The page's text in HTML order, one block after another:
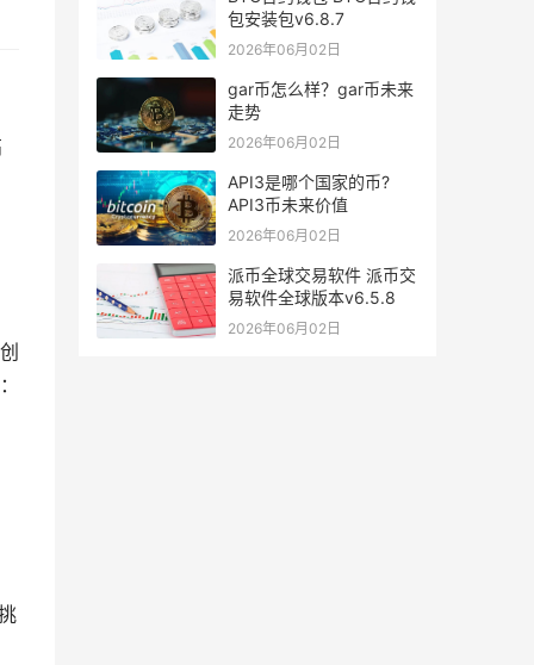
包安装包v6.8.7
2026年06月02日
gar币怎么样？gar币未来
走势
2026年06月02日
API3是哪个国家的币?
API3币未来价值
2026年06月02日
派币全球交易软件 派币交
易软件全球版本v6.5.8
2026年06月02日